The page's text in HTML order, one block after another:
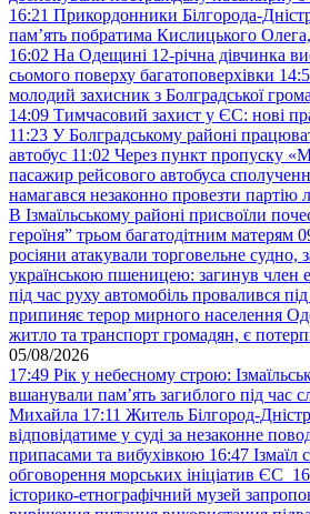
16:21 Прикордонники Білгорода-
пам’ять побратима Кислицького
16:02 На Одещині 12-річна дівчинка
сьомого поверху багатоповерхівки
молодий захисник з Болградської
14:09 Тимчасовий захист у ЄС: нові
11:23 У Болградському районі
автобус 11:02 Через пункт пропуску
пасажир рейсового автобуса
намагався незаконно провезти партію
В Ізмаїльському районі присвоїли
героїня” трьом багатодітним матерям
росіяни атакували торговельне судно,
українською пшеницею: загинув член
під час руху автомобіль провалився
припиняє терор мирного населення
житло та транспорт громадян, є
05/08/2026
17:49 Рік у небесному строю:
вшанували пам’ять загиблого під час
Михайла 17:11 Житель Білгород-
відповідатиме у суді за незаконне
припасами та вибухівкою 16:47 Ізмаїл
обговорення морських ініціатив ЄС
історико-етнографічний музей